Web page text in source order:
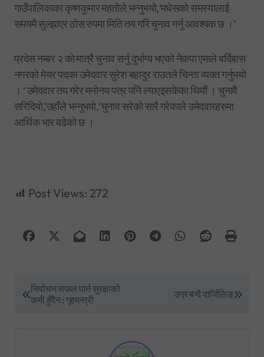
गाउँपालिकाका कृष्णकुमार महतोले भन्नुभयो,‘मधेसको समस्यालाई
समयमै सुल्झाएर ठोस रुपमा मिति तय गरि चुनाव गर्नु आवश्यक छ ।’
प्रदेस नम्बर २ को मात्रै चुनाव सर्नु दुर्भाग्य भएको नेकपा एमाले बर्दिबास
नगरको मेयर पदका उमेदवार सुरेश बहादुर राउतले चिन्ता व्यक्त गर्नुभयो
। ‘ उमेदवार तय गरेर मनोनय पत्र पनि ल्याएइसकेका थियौं । चुनावै
सरिदियो,’उहाँले भन्नुभयो,‘चुनाव सरेको सारै गरेकाले उमेदवारहरुमा
आर्थिक भार बढेको छ ।
Post Views: 272
निर्वाचन सफल पार्न सुरक्षाको
कमी हुँदैन : गृहमन्त्री
उग्र बन्दै दार्जिलिङ